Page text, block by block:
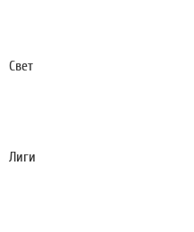
Свет
Лиги